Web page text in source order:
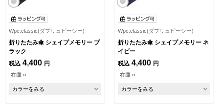
Wpc.classic(ダブリュピーシー)
折りたたみ傘 シェイプメモリー ブ
ラック
税込 4,400 円
在庫 ○
カラーをみる
Wpc.classic(ダブリュピーシー)
折りたたみ傘 シェイプメモリー ネ
イビー
税込 4,400 円
在庫 ○
カラーをみる